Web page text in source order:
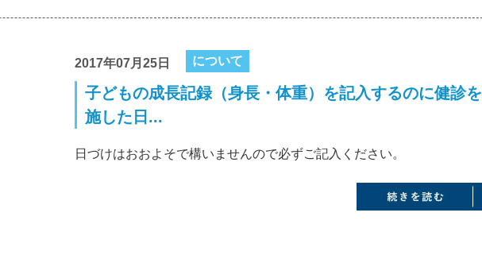
2017年07月25日 について
子どもの成長記録（身長・体重）を記入するのに健診
施した日...
日づけはおおよそで構いませんので必ずご記入ください。